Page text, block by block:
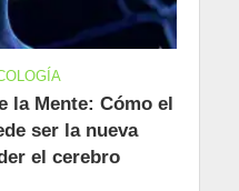
la Mente: Cómo el
ser la nueva
el cerebro